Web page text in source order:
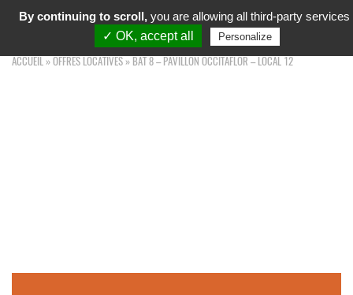
MARCHÉ D'INTÉRÊT NATIONAL
TOULOUSE OCCITANIE
ACCUEIL»OFFRES LOCATIVES»BAT 8 – PAVILLON OCCITAFLOR – LOCAL 12
By continuing to scroll, you are allowing all third-party services
✓ OK, accept all
Personalize